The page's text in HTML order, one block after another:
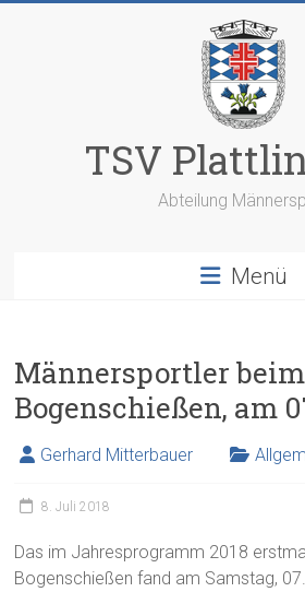
TSV
Abteilung
Menü
Männersportler beim
Bogenschießen, am
Gerhard Mitterbauer
8. Juli 2018
Das im Jahresprogramm 2018
Bogenschießen fand am Samstag,